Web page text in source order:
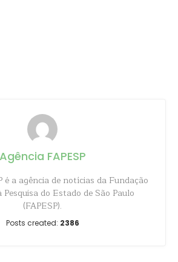
Agência FAPESP
é a agência de notícias da Fundação
do Estado de São Paulo
(FAPESP).
Posts created: 2386